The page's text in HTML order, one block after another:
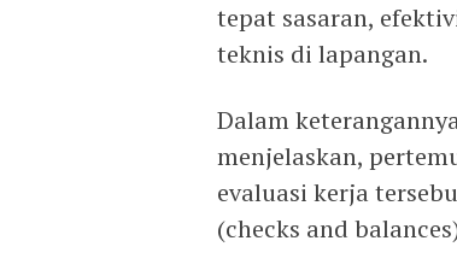
tepat sasaran,
teknis di lapangan.
Dalam
menjelaskan,
evaluasi kerja
(checks and